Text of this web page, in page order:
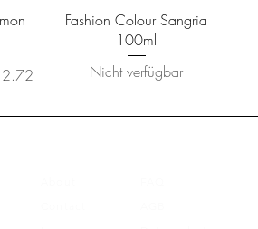
Schnellansicht
Fashion Colour Sangria
100ml
Nicht verfügbar